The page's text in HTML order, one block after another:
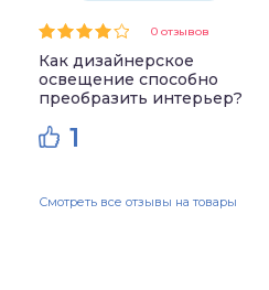
0 отзывов
Как дизайнерское
освещение способно
преобразить интерьер?
1
Смотреть все отзывы на товары